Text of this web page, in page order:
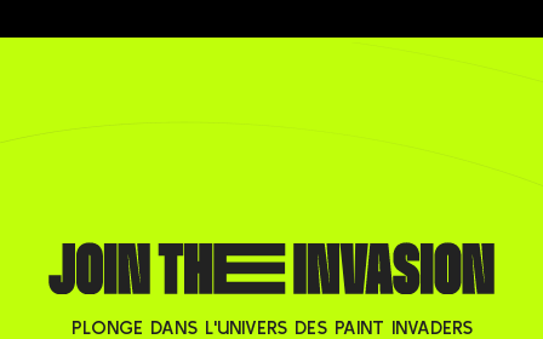
PLONGE DANS L'UNIVERS DES PAINT INVADERS